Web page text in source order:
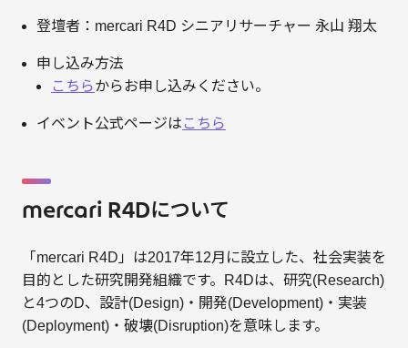
登壇者：mercari R4D シニアリサーチャー 永山 翔太
申し込み方法
こちらからお申し込みください。
イベント公式ページは こちら
mercari R4Dについて
「mercari R4D」は2017年12月に設立した、社会実装を
目的とした研究開発組織です。R4Dは、研究(Research)
と4つのD、設計(Design)・開発(Development)・実装
(Deployment)・破壊(Disruption)を意味します。